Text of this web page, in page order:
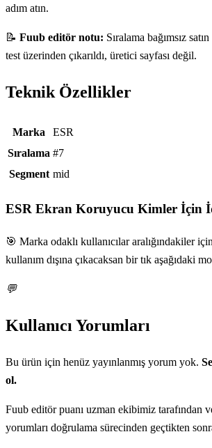
adım atın.
📝 Fuub editör notu: Sıralama bağımsız
test üzerinden çıkarıldı, üretici sayfası değil.
Teknik Özellikler
Teknik özellikler
Marka
ESR
Sıralama #7
Segment mid
ESR Ekran Koruyucu Kimler İçin
🎯 Marka odaklı kullanıcılar aralığındakiler
kullanım dışına çıkacaksan bir tık aşağıdaki
💬
Kullanıcı Yorumları
Bu ürün için henüz yayınlanmış yorum yok.
ol.
Fuub editör puanı uzman ekibimiz tarafından
yorumları doğrulama sürecinden geçtikten